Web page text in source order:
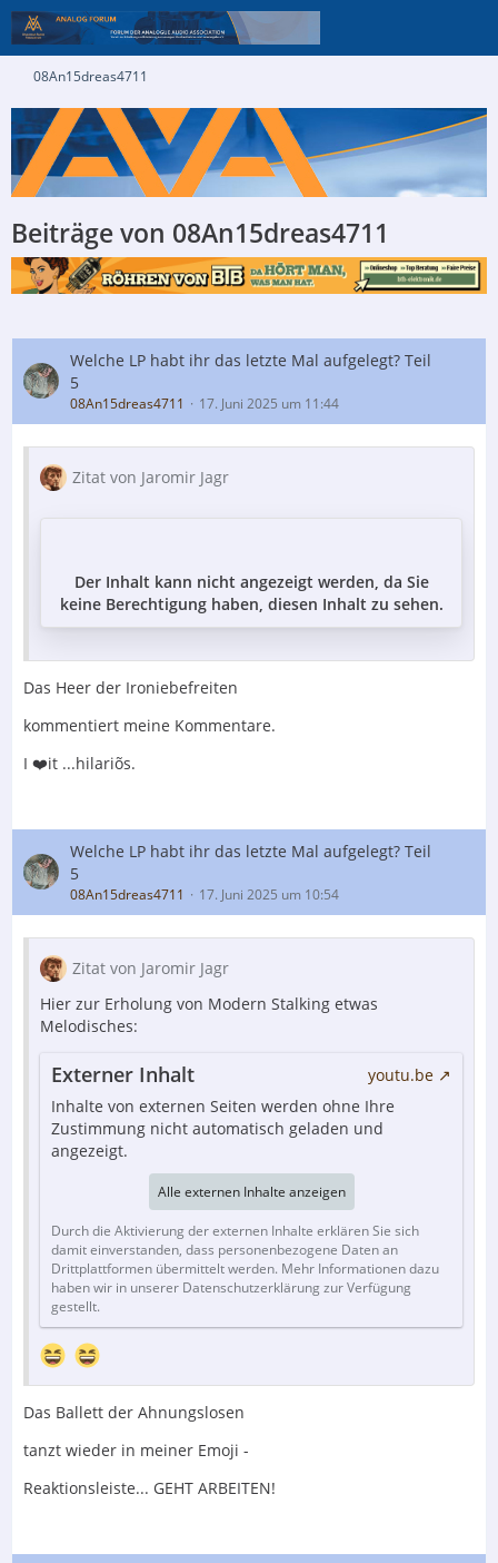
08An15dreas4711
Beiträge von 08An15dreas4711
Welche LP habt ihr das letzte Mal aufgelegt? Teil
5
08An15dreas4711 17. Juni 2025 um 11:44
Zitat von Jaromir Jagr
Der Inhalt kann nicht angezeigt werden, da Sie
keine Berechtigung haben, diesen Inhalt zu sehen.
Das Heer der Ironiebefreiten
kommentiert meine Kommentare.
I ❤️it ...hilariõs.
Welche LP habt ihr das letzte Mal aufgelegt? Teil
5
08An15dreas4711 17. Juni 2025 um 10:54
Zitat von Jaromir Jagr
Hier zur Erholung von Modern Stalking etwas
Melodisches:
Externer Inhalt
youtu.be
Inhalte von externen Seiten werden ohne Ihre
Zustimmung nicht automatisch geladen und
angezeigt.
Alle externen Inhalte anzeigen
Durch die Aktivierung der externen Inhalte erklären Sie sich
damit einverstanden, dass personenbezogene Daten an
Drittplattformen übermittelt werden. Mehr Informationen dazu
haben wir in unserer Datenschutzerklärung zur Verfügung
gestellt.
Das Ballett der Ahnungslosen
tanzt wieder in meiner Emoji -
Reaktionsleiste... GEHT ARBEITEN!